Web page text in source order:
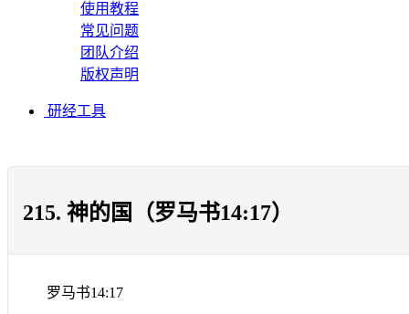
使用教程
常见问题
团队介绍
版权声明
研经工具
215. 神的国（罗马书14:17）
罗马书14:17